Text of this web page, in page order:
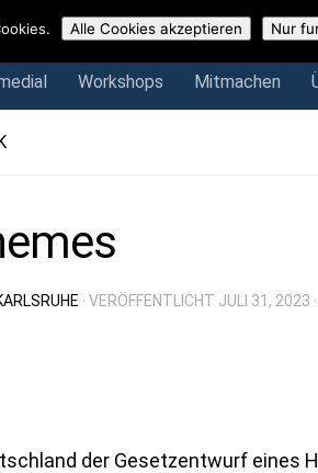
Workshops Mitmachen
Workshops Mitmachen
· VERÖFFENTLICHT JULI 31, 2023
der Gesetzentwurf eines
Alle Cookies akzeptieren Nur